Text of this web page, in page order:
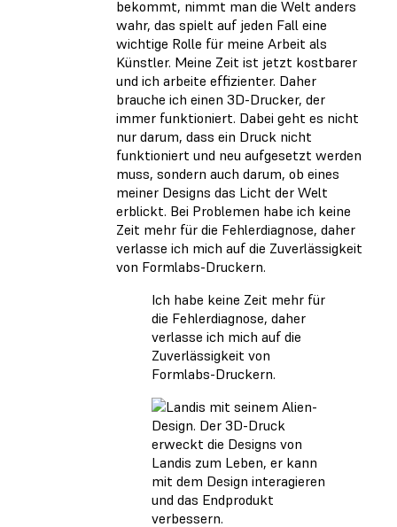
bekommt, nimmt man die Welt anders
wahr, das spielt auf jeden Fall eine
wichtige Rolle für meine Arbeit als
Künstler. Meine Zeit ist jetzt kostbarer
und ich arbeite effizienter. Daher
brauche ich einen 3D-Drucker, der
immer funktioniert. Dabei geht es nicht
nur darum, dass ein Druck nicht
funktioniert und neu aufgesetzt werden
muss, sondern auch darum, ob eines
meiner Designs das Licht der Welt
erblickt. Bei Problemen habe ich keine
Zeit mehr für die Fehlerdiagnose, daher
verlasse ich mich auf die Zuverlässigkeit
von Formlabs-Druckern.
Ich habe keine Zeit mehr für
die Fehlerdiagnose, daher
verlasse ich mich auf die
Zuverlässigkeit von
Formlabs-Druckern.